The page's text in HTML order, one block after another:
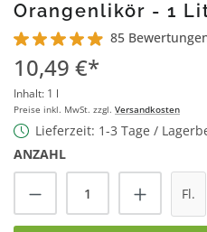
Orangenlikör - 1
Durchschnittliche Bewertung
85
10,49 €*
Inhalt: 1 l
Preise inkl. MwSt. zzgl. Versandkosten
Lieferzeit: 1-3 Tage /
ANZAHL
Produkt Anzahl: Fl.